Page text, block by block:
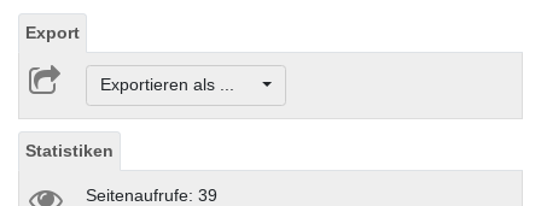
Export
Exportieren als ...
Statistiken
Seitenaufrufe: 39